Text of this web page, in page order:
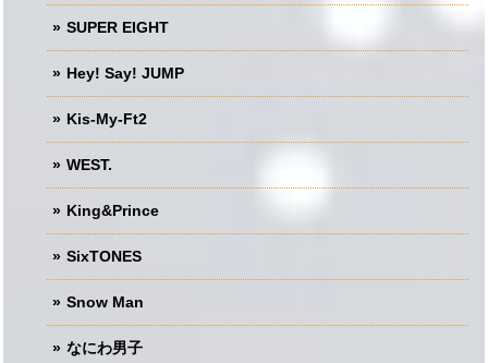
SUPER EIGHT
Hey! Say! JUMP
Kis-My-Ft2
WEST.
King&Prince
SixTONES
Snow Man
なにわ男子